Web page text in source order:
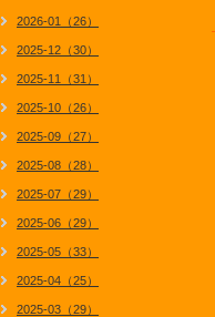
2026-01（26）
2025-12（30）
2025-11（31）
2025-10（26）
2025-09（27）
2025-08（28）
2025-07（29）
2025-06（29）
2025-05（33）
2025-04（25）
2025-03（29）